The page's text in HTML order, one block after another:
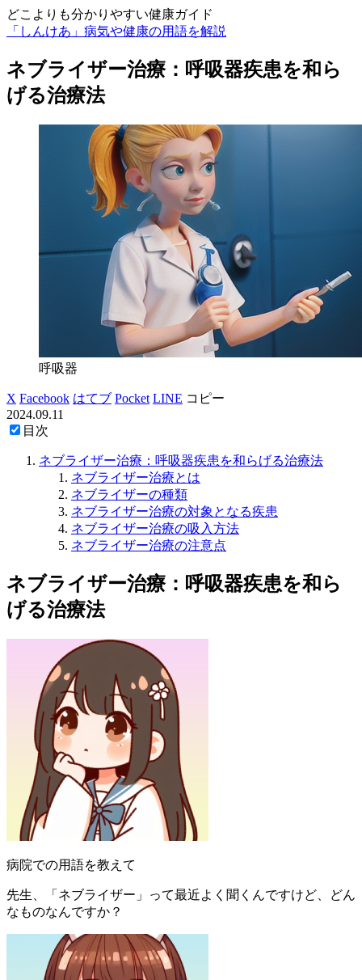
どこよりも分かりやすい健康ガイド
「しんけあ」病気や健康の用語を解説
ネブライザー治療：呼吸器疾患を和ら
げる治療法
呼吸器
X Facebook はてブ Pocket LINE コピー
2024.09.11
目次
ネブライザー治療：呼吸器疾患を和らげる治療法
ネブライザー治療とは
ネブライザーの種類
ネブライザー治療の対象となる疾患
ネブライザー治療の吸入方法
ネブライザー治療の注意点
ネブライザー治療：呼吸器疾患を和ら
げる治療法
病院での用語を教えて
先生、「ネブライザー」って最近よく聞くんですけど、どん
なものなんですか？